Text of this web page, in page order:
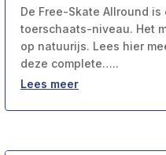
De Free-Skate Allround
toerschaats-niveau. Het
op natuurijs. Lees hier
deze complete…..
Lees meer